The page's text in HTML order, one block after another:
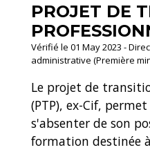
PROJET DE
Vérifié le 01 May 2023 -
administrative (Première
Le projet de
(PTP), ex-Cif,
s'absenter de son
formation destinée